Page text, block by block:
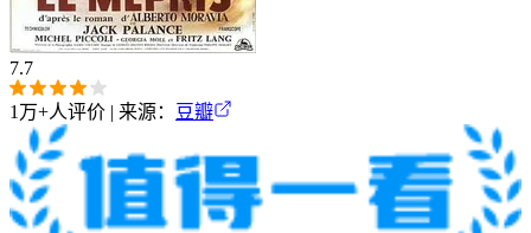
7.7
1万+人评价 | 来源： 豆瓣